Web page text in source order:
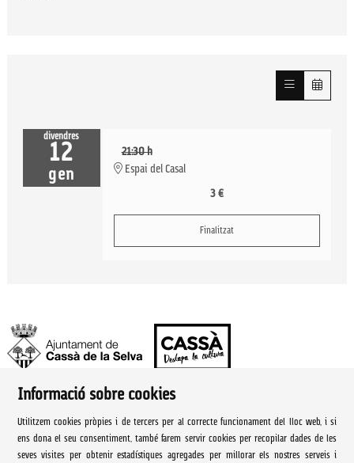
divendres
12
gen
21:30 h
Espai del Casal
3 €
Finalitzat
Ajuntament de Cassà de la Selva | Àrea de cultura
Rambla Onze de Setembre, 107
Informació sobre cookies
Utilitzem cookies pròpies i de tercers per al correcte funcionament del lloc web, i si
ens dona el seu consentiment, també farem servir cookies per recopilar dades de les
seves visites per obtenir estadístiques agregades per millorar els nostres serveis i